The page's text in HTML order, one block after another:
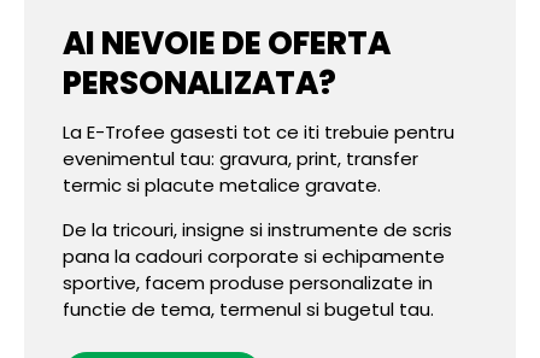
AI NEVOIE DE OFERTA
PERSONALIZATA?
La E-Trofee gasesti tot ce iti trebuie pentru
evenimentul tau: gravura, print, transfer
termic si placute metalice gravate.
De la tricouri, insigne si instrumente de scris
pana la cadouri corporate si echipamente
sportive, facem produse personalizate in
functie de tema, termenul si bugetul tau.